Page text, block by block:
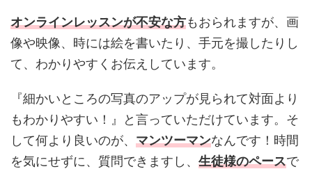
オンラインレッスンが不安な方もおられますが、画
像や映像、時には絵を書いたり、手元を撮したりし
て、わかりやすくお伝えしています。
『細かいところの写真のアップが見られて対面より
もわかりやすい！』と言っていただけています。そ
して何より良いのが、 マンツーマンなんです！時間
を気にせずに、質問できますし、 生徒様のペースで